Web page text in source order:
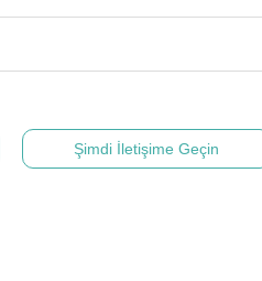
Şimdi İletişime Geçin